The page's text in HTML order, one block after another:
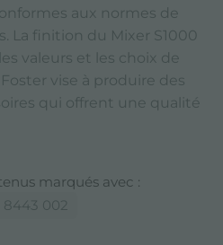
aux normes de
La finition du Mixer S1000
valeurs et les choix de
vise à produire des
qui offrent une qualité
marqués avec :
002